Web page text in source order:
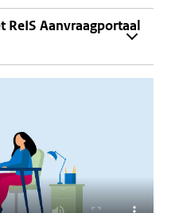
Aanvraagportaal